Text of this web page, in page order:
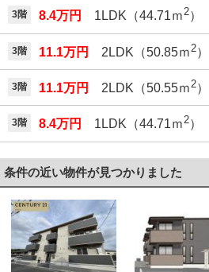
3階 8.4万円 1LDK（44.71ｍ2）
3階 11.1万円 2LDK（50.85ｍ 2）
3階 11.1万円 2LDK（50.55ｍ2）
3階 8.4万円 1LDK（44.71ｍ2）
条件の近い物件が見つかりました